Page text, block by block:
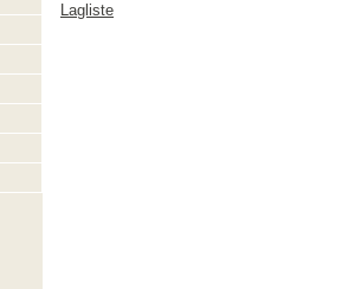
Lagliste